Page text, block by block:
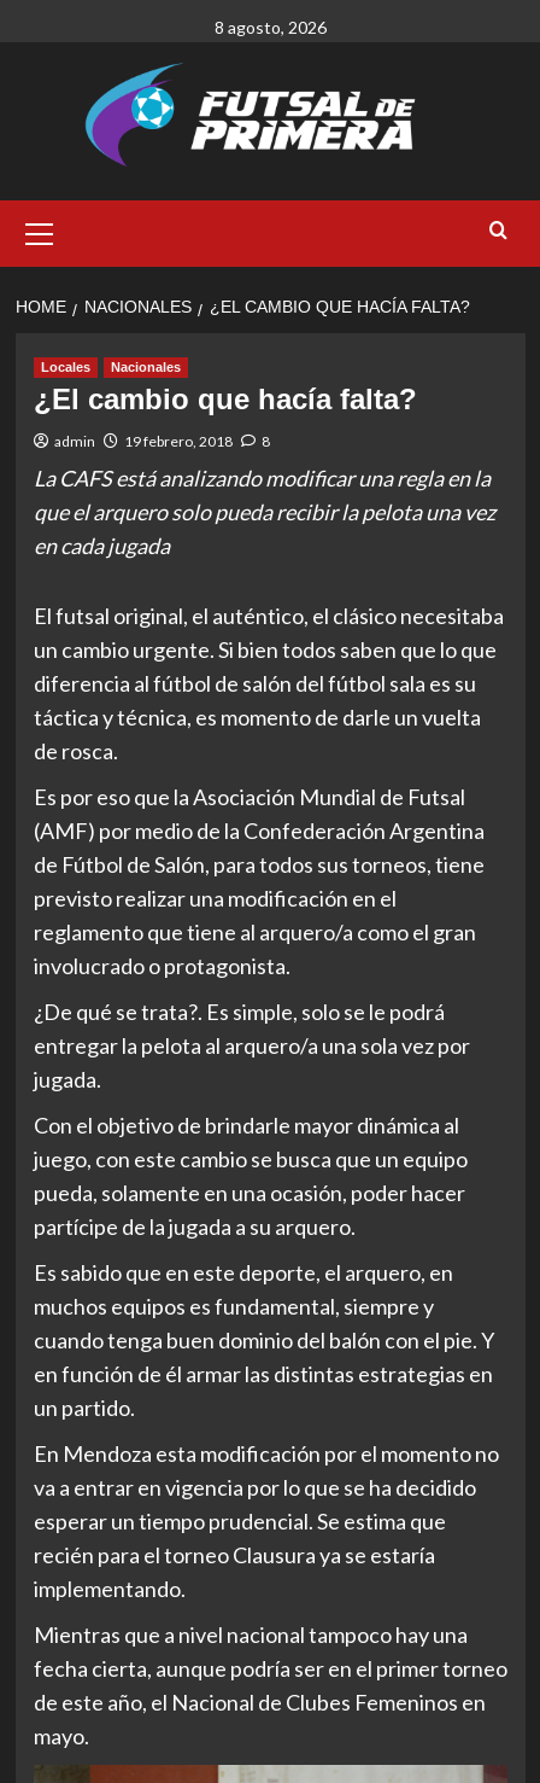
8 agosto, 2026
Menu
HOME NACIONALES ¿EL CAMBIO QUE HACÍA FALTA?
Locales Nacionales
¿El cambio que hacía falta?
admin 19 febrero, 2018 8
La CAFS está analizando modificar una regla en la
que el arquero solo pueda recibir la pelota una vez
en cada jugada
El futsal original, el auténtico, el clásico necesitaba
un cambio urgente. Si bien todos saben que lo que
diferencia al fútbol de salón del fútbol sala es su
táctica y técnica, es momento de darle un vuelta
de rosca.
Es por eso que la Asociación Mundial de Futsal
(AMF) por medio de la Confederación Argentina
de Fútbol de Salón, para todos sus torneos, tiene
previsto realizar una modificación en el
reglamento que tiene al arquero/a como el gran
involucrado o protagonista.
¿De qué se trata?. Es simple, solo se le podrá
entregar la pelota al arquero/a una sola vez por
jugada.
Con el objetivo de brindarle mayor dinámica al
juego, con este cambio se busca que un equipo
pueda, solamente en una ocasión, poder hacer
partícipe de la jugada a su arquero.
Es sabido que en este deporte, el arquero, en
muchos equipos es fundamental, siempre y
cuando tenga buen dominio del balón con el pie. Y
en función de él armar las distintas estrategias en
un partido.
En Mendoza esta modificación por el momento no
va a entrar en vigencia por lo que se ha decidido
esperar un tiempo prudencial. Se estima que
recién para el torneo Clausura ya se estaría
implementando.
Mientras que a nivel nacional tampoco hay una
fecha cierta, aunque podría ser en el primer torneo
de este año, el Nacional de Clubes Femeninos en
mayo.